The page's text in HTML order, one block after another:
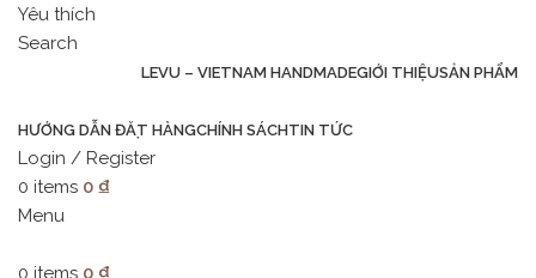
Yêu thích
Search
LEVU – VIETNAM HANDMADEGIỚI THIỆUSẢN PHẨM
HƯỚNG DẪN ĐẶT HÀNGCHÍNH SÁCHTIN TỨC
Login / Register
0 items 0 ₫
Menu
0 items 0 ₫